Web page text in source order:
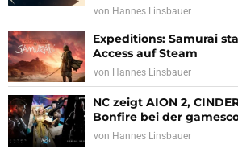
von Hannes Linsbauer
Expeditions: Samurai
Access auf Steam
von Hannes Linsbauer
NC zeigt AION 2,
Bonfire bei der
von Hannes Linsbauer